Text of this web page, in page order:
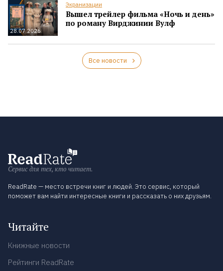
28.07.2026
Экранизации
Вышел трейлер фильма «Ночь и день»
по роману Вирджинии Вулф
Все новости
Сервис для тех, кто читает.
ReadRate — место встречи книг и людей. Это сервис, который
поможет вам найти интересные книги и рассказать о них друзьям.
Читайте
Книжные новости
Рейтинги ReadRate